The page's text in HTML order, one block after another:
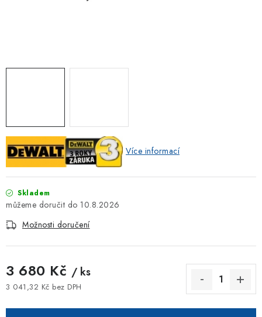
Více informací
Skladem
10.8.2026
Možnosti doručení
3 680 Kč / ks
3 041,32 Kč bez DPH